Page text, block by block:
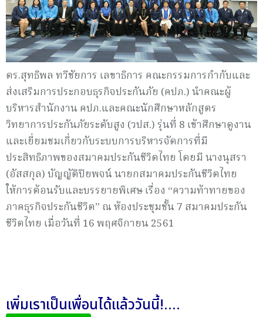
ดร.สุทธิพล ทวีชัยการ เลขาธิการ คณะกรรมการกำกับและ
ส่งเสริมการประกอบธุรกิจประกันภัย (คปภ.) นำคณะผู้
บริหารสำนักงาน คปภ.และคณะนักศึกษาหลักสูตร
วิทยาการประกันภัยระดับสูง (วปส.) รุ่นที่ 8 เข้าศึกษาดูงาน
และเยี่ยมชมเกี่ยวกับระบบการบริหารจัดการที่มี
ประสิทธิภาพของสมาคมประกันชีวิตไทย โดยมี นางนุสรา
(อัสสกุล) บัญญัติปิยพจน์ นายกสมาคมประกันชีวิตไทย
ให้การต้อนรับและบรรยายพิเศษ เรื่อง “ความท้าทายของ
ภาคธุรกิจประกันชีวิต” ณ ห้องประชุมชั้น 7 สมาคมประกัน
ชีวิตไทย เมื่อวันที่ 16 พฤศจิกายน 2561
เพิ่มเราเป็นเพื่อนได้แล้ววันนี้!....